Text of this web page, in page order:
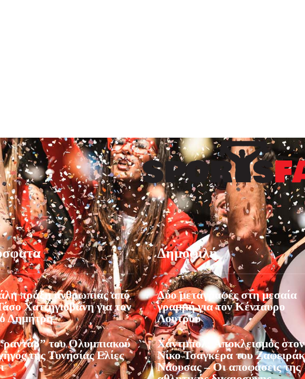
πράξη ανθρωπιάς από
Χατζηγιοβάνη για τον
Δημήτρη
του Ολυμπιακού
της Τυνησίας Ελίες
Δημοφιλή
Δύο μεταγραφές στη μεσαία
γραμμή για τον Κένταυρο
Λουτρού
Χάντμπολ: Αποκλεισμός στον
Νίκο Τσαγκέρα του
Νάουσας – Οι αποφάσεις της